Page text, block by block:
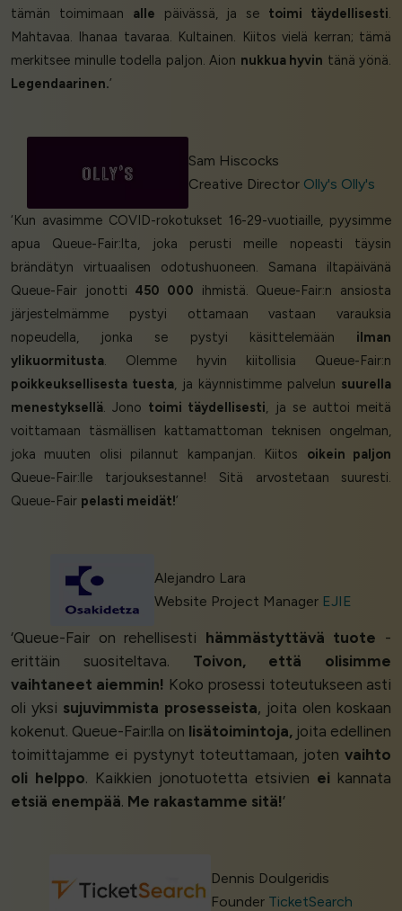
tämän toimimaan alle päivässä, ja se toimi täydellisesti.
Mahtavaa. Ihanaa tavaraa. Kultainen. Kiitos vielä kerran; tämä
merkitsee minulle todella paljon. Aion nukkua hyvin tänä yönä.
Legendaarinen.’
Sam Hiscocks
Creative Director Olly's Olly's
‘Kun avasimme COVID-rokotukset 16-29-vuotiaille, pyysimme
apua Queue-Fair:lta, joka perusti meille nopeasti täysin
brändätyn virtuaalisen odotushuoneen. Samana iltapäivänä
Queue-Fair jonotti 450 000 ihmistä. Queue-Fair:n ansiosta
järjestelmämme pystyi ottamaan vastaan varauksia
nopeudella, jonka se pystyi käsittelemään ilman
ylikuormitusta. Olemme hyvin kiitollisia Queue-Fair:n
poikkeuksellisesta tuesta, ja käynnistimme palvelun suurella
menestyksellä. Jono toimi täydellisesti, ja se auttoi meitä
voittamaan täsmällisen kattamattoman teknisen ongelman,
joka muuten olisi pilannut kampanjan. Kiitos oikein paljon
Queue-Fair:lle tarjouksestanne! Sitä arvostetaan suuresti.
Queue-Fair pelasti meidät!’
Alejandro Lara
Website Project Manager EJIE
‘Queue-Fair on rehellisesti hämmästyttävä tuote -
erittäin suositeltava. Toivon, että olisimme
vaihtaneet aiemmin! Koko prosessi toteutukseen asti
oli yksi sujuvimmista prosesseista, joita olen koskaan
kokenut. Queue-Fair:lla on lisätoimintoja, joita edellinen
toimittajamme ei pystynyt toteuttamaan, joten vaihto
oli helppo. Kaikkien jonotuotetta etsivien ei kannata
etsiä enempää. Me rakastamme sitä!’
Dennis Doulgeridis
Founder TicketSearch